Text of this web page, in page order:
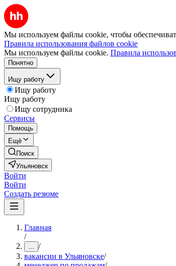
Мы используем файлы cookie, чтобы
Правила использования файлов cookie
Мы используем файлы cookie. Правила
Понятно
Ищу работу
Ищу работу
Ищу работу
Ищу сотрудника
Сервисы
Помощь
Ещё
Поиск
Ульяновск
Войти
Войти
Создать резюме
Главная
/
... /
вакансии в Ульяновске/